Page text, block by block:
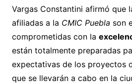
Vargas Constantini afirmó que
afiliadas a la CMIC Puebla son
comprometidas con la
están totalmente preparadas
expectativas de los proyectos
que se llevarán a cabo en la